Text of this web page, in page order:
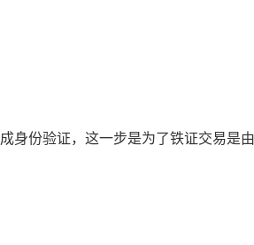
份验证，这一步是为了铁证交易是